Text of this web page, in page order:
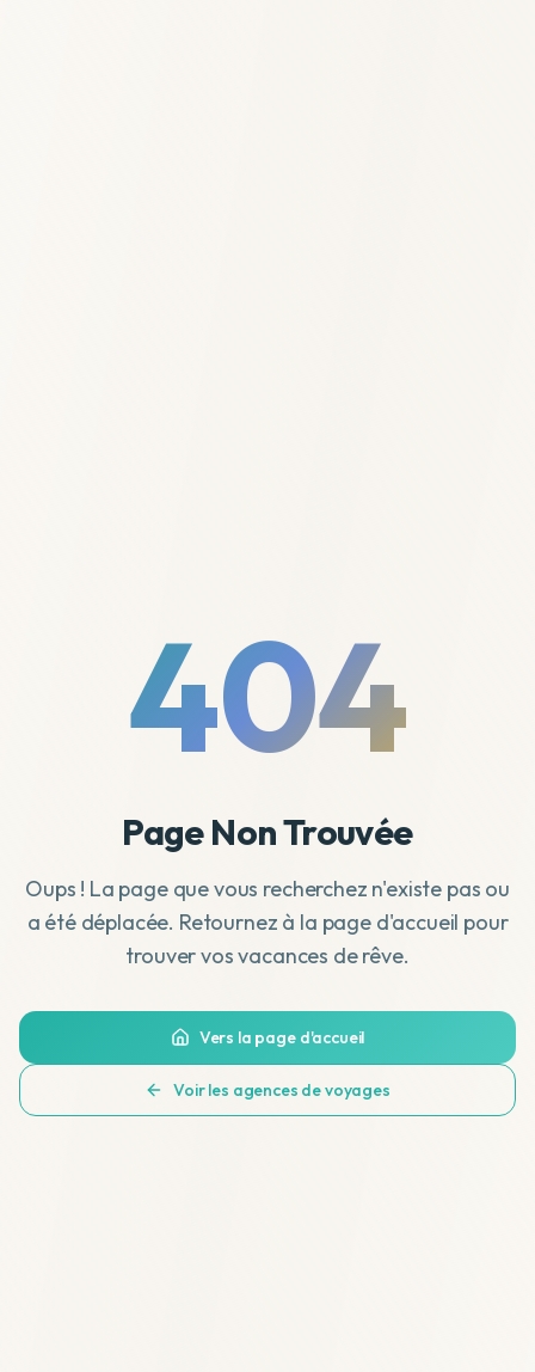
404
Page Non Trouvée
Oups ! La page que vous recherchez n'existe pas ou
a été déplacée. Retournez à la page d'accueil pour
trouver vos vacances de rêve.
Vers la page d'accueil
Voir les agences de voyages